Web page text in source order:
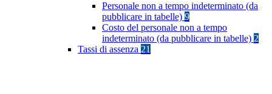
Personale non a tempo indeterminato (da
pubblicare in tabelle) 9
Costo del personale non a tempo
indeterminato (da pubblicare in tabelle) 2
Tassi di assenza 21